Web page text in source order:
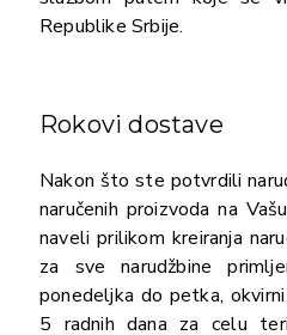
Republike Srbije.
Rokovi dostave
Nakon što ste potvrdili
naručenih proizvoda na
naveli prilikom kreiranja
za sve narudžbine
ponedeljka do petka,
5 radnih dana za celu